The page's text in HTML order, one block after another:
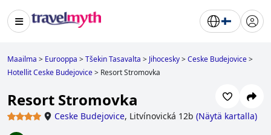
Maailma > Eurooppa >Tšekin Tasavalta > Jihocesky>Ceske Budejovice>
Hotellit Ceske Budejovice> Resort Stromovka
Resort Stromovka
Ceske Budejovice, Litvínovická 12b (Näytä kartalla)